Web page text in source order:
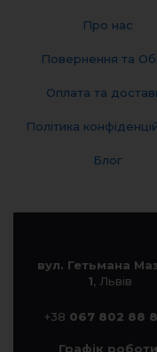
Про нас
Повернення та
Оплата та
Політика
Блог
вул. Гетьмана
1, Львів
+38 067 802 88
Графік